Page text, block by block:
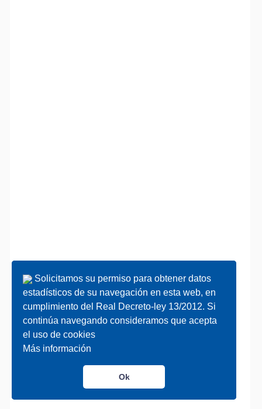
Solicitamos su permiso para obtener datos
estadísticos de su navegación en esta web, en
cumplimiento del Real Decreto-ley 13/2012. Si
continúa navegando consideramos que acepta
el uso de cookies
Más información
Ok
Solicitamos su permiso para obtener datos
estadísticos de su navegación en esta web, en
cumplimiento del Real Decreto-ley 13/2012. Si
continúa navegando consideramos que acepta
el uso de cookies
Más información
Ok